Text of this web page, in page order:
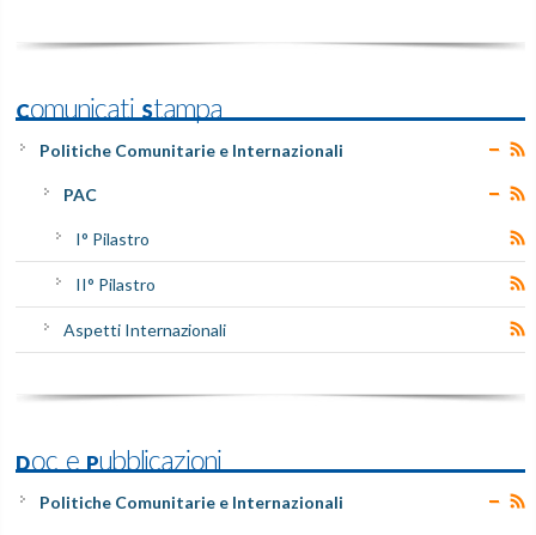
Comunicati Stampa
Politiche Comunitarie e Internazionali
PAC
I° Pilastro
II° Pilastro
Aspetti Internazionali
Doc e Pubblicazioni
Politiche Comunitarie e Internazionali